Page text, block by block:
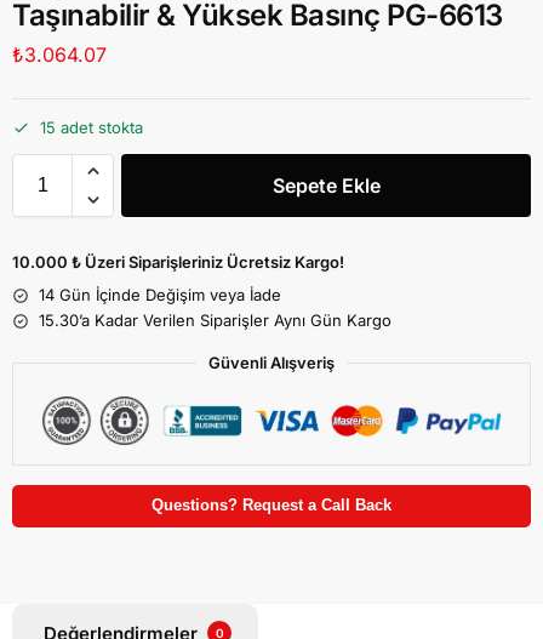
Taşınabilir & Yüksek Basınç PG-6613
₺3.064.07
15 adet stokta
Sepete Ekle
10.000 ₺ Üzeri Siparişleriniz Ücretsiz Kargo!
14 Gün İçinde Değişim veya İade
15.30’a Kadar Verilen Siparişler Aynı Gün Kargo
Güvenli Alışveriş
Questions? Request a Call Back
Değerlendirmeler 0